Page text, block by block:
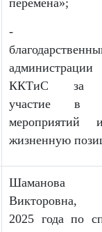
"Лучший
городского
фестиваля
-
"Лучшая
городского
фестиваля
театра" 2024;